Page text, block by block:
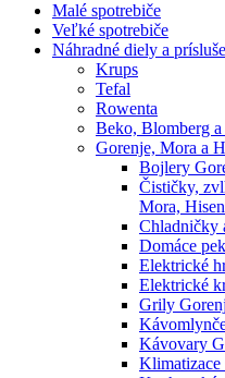
Malé spotrebiče
Veľké spotrebiče
Náhradné diely a
Krups
Tefal
Rowenta
Beko, Blomberg
Gorenje, Mora a
Bojlery
Čističky,
Mora,
Chladničky
Domáce
Elektrické
Elektrické
Grily
Kávovary
Klimatizace